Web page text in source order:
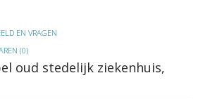
EN VRAGEN
(0)
oud stedelijk ziekenhuis,